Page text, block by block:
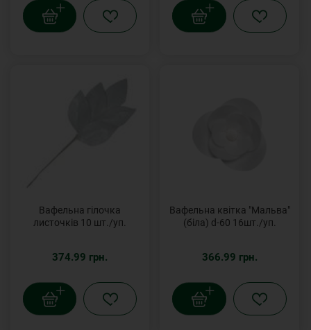
Вафельна гілочка
листочків 10 шт./уп.
374.99 грн.
Вафельна квітка "Мальва"
(біла) d-60 16шт./уп.
366.99 грн.